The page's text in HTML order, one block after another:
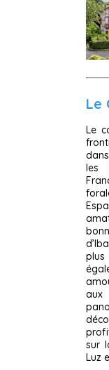
Le
Le
les
sur
Luz